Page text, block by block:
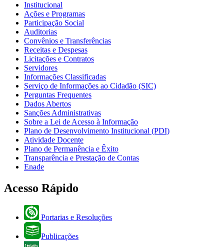
Institucional
Ações e Programas
Participação Social
Auditorias
Convênios e Transferências
Receitas e Despesas
Licitações e Contratos
Servidores
Informações Classificadas
Serviço de Informações ao Cidadão (SIC)
Perguntas Frequentes
Dados Abertos
Sanções Administrativas
Sobre a Lei de Acesso à Informação
Plano de Desenvolvimento Institucional (PDI)
Atividade Docente
Plano de Permanência e Êxito
Transparência e Prestação de Contas
Enade
Acesso Rápido
Portarias e Resoluções
Publicações